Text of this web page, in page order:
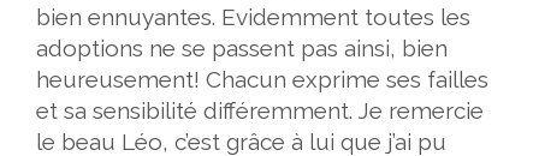
bien ennuyantes. Evidemment toutes les
adoptions ne se passent pas ainsi, bien
heureusement! Chacun exprime ses failles
et sa sensibilité différemment. Je remercie
le beau Léo, c’est grâce à lui que j’ai pu